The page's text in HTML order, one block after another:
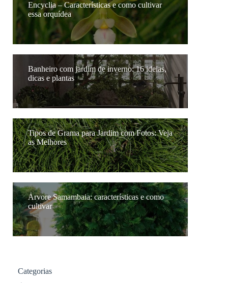
Encyclia – Características e como cultivar
essa orquídea
Banheiro com jardim de inverno: 16 ideias,
dicas e plantas
Tipos de Grama para Jardim com Fotos: Veja
as Melhores
Árvore Samambaia: características e como
cultivar
Categorias